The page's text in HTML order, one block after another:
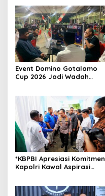
Event Domino Gotalamo
Cup 2026 Jadi Wadah
Morotai
*KBPBI Apresiasi Komitmen
Kapolri Kawal Aspirasi